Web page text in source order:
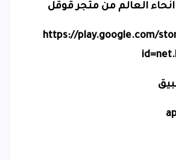
انحاء العالم من متجر قوقل
https://play.google.com/